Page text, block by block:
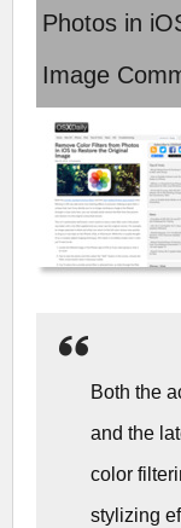
Photos in
Image
Both the
and the
color
stylizing